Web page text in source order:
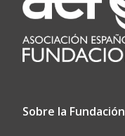
Sobre la Fundación